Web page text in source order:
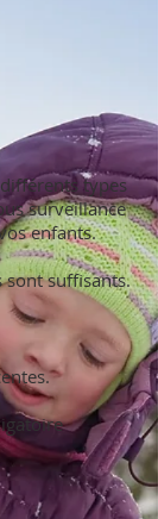
types
surveillance
enfants.
sont suffisants.